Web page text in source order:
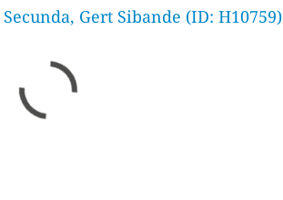
Secunda, Gert Sibande (ID: H10759)